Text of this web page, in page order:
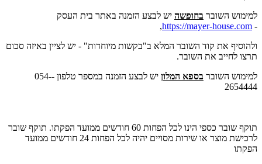
למימוש השובר בחופשה יש לבצע הזמנה באתר בית העסק
-
https://mayer-house.com
,
ולהוסיף את קוד השובר המלא ב"בקשות מיוחדות" - יש לציין באיזה סכום
תרצו לחייב את השובר.
למימוש השובר בספא המלון
יש לבצע הזמנה במספר טלפון -054-
2654444
תוקף שובר כספי הינו לכל הפחות 60 חודשים ממועד הפקתו. תוקף שובר
לרכישת מוצר או שירות מסויים יהיה לכל הפחות 24 חודשים ממועד
הפקתו